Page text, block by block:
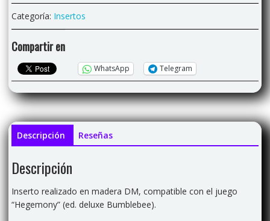
Categoría: Insertos
Compartir en
WhatsApp Telegram
Descripción Reseñas
Descripción
Inserto realizado en madera DM, compatible con el juego
“Hegemony” (ed. deluxe Bumblebee).